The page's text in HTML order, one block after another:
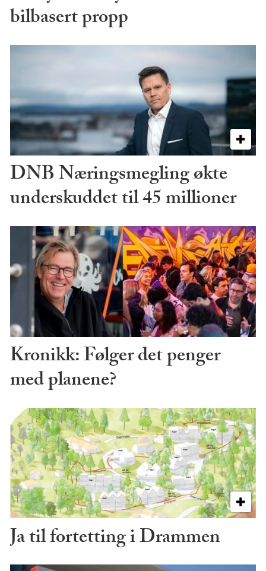
bilbasert propp
DNB Næringsmegling økte
underskuddet til 45 millioner
Kronikk: Følger det penger
med planene?
Ja til fortetting i Drammen